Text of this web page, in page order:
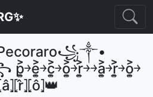
Pecoraro꧁༒•
￫e͎͍͐￫c͎͍͐￫o͎͍͐￫r͎͍͐￫￫a͎͍͐￫r͎͍͐￫o͎͍͐￫